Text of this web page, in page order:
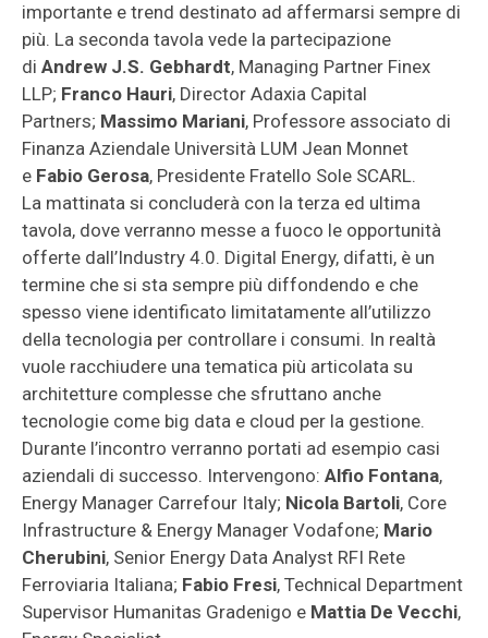
importante e trend destinato ad affermarsi sempre di
più. La seconda tavola vede la partecipazione
di Andrew J.S. Gebhardt, Managing Partner Finex
LLP; Franco Hauri, Director Adaxia Capital
Partners; Massimo Mariani, Professore associato di
Finanza Aziendale Università LUM Jean Monnet
e Fabio Gerosa, Presidente Fratello Sole SCARL.
La mattinata si concluderà con la terza ed ultima
tavola, dove verranno messe a fuoco le opportunità
offerte dall’Industry 4.0. Digital Energy, difatti, è un
termine che si sta sempre più diffondendo e che
spesso viene identificato limitatamente all’utilizzo
della tecnologia per controllare i consumi. In realtà
vuole racchiudere una tematica più articolata su
architetture complesse che sfruttano anche
tecnologie come big data e cloud per la gestione.
Durante l’incontro verranno portati ad esempio casi
aziendali di successo. Intervengono: Alfio Fontana,
Energy Manager Carrefour Italy; Nicola Bartoli, Core
Infrastructure & Energy Manager Vodafone; Mario
Cherubini, Senior Energy Data Analyst RFI Rete
Ferroviaria Italiana; Fabio Fresi, Technical Department
Supervisor Humanitas Gradenigo e Mattia De Vecchi,